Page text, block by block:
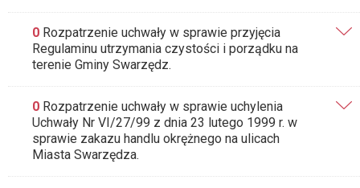
0 Rozpatrzenie uchwały w sprawie przyjęcia
Regulaminu utrzymania czystości i porządku na
terenie Gminy Swarzędz.
0 Rozpatrzenie uchwały w sprawie uchylenia
Uchwały Nr VI/27/99 z dnia 23 lutego 1999 r. w
sprawie zakazu handlu okrężnego na ulicach
Miasta Swarzędza.